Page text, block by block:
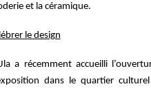
et la céramique.
le design
a récemment accueilli
dans le quartier